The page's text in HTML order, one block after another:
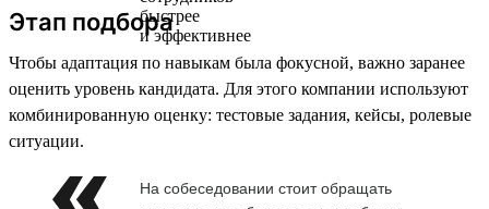
Этап подбора
Чтобы адаптация по навыкам была фокусной, важно заранее
оценить уровень кандидата. Для этого компании используют
комбинированную оценку: тестовые задания, кейсы, ролевые
ситуации.
На собеседовании стоит обращать